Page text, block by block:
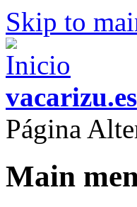
Skip to
vacarizu.es
Página
Main